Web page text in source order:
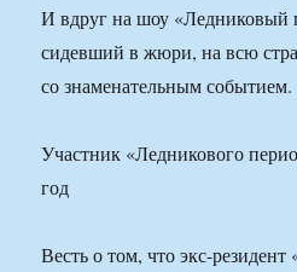
И вдруг на шоу «Ледниковый
сидевший в жюри, на всю
со знаменательным событием.
Участник «Ледникового
год
Весть о том, что экс-